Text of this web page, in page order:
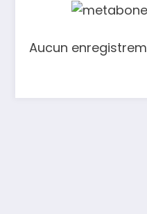
Aucun